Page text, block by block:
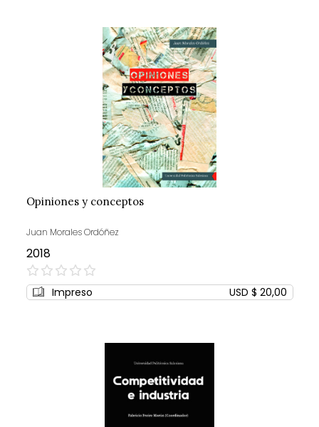
Opiniones y conceptos
Juan Morales Ordóñez
2018
0%
Impreso USD $ 20,00